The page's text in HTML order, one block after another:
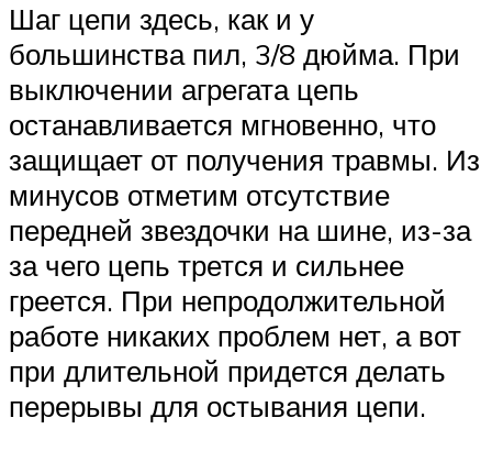
Шаг цепи здесь, как и у
большинства пил, 3/8 дюйма. При
выключении агрегата цепь
останавливается мгновенно, что
защищает от получения травмы. Из
минусов отметим отсутствие
передней звездочки на шине, из-за
за чего цепь трется и сильнее
греется. При непродолжительной
работе никаких проблем нет, а вот
при длительной придется делать
перерывы для остывания цепи.